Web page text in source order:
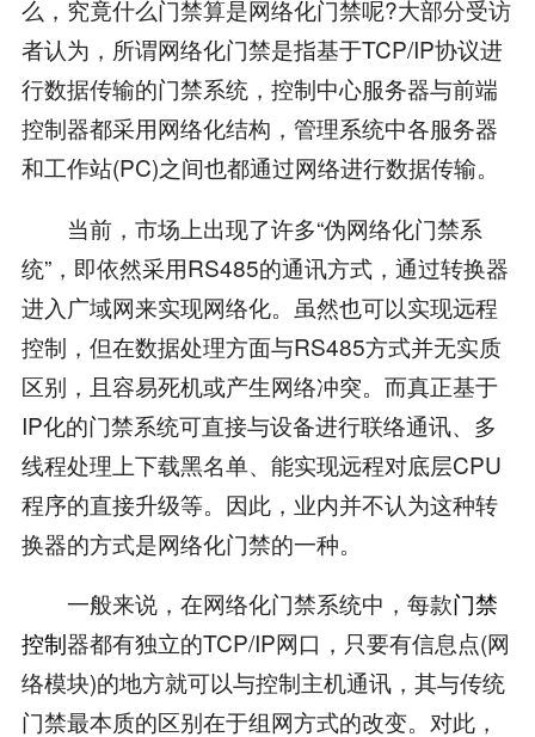
么，究竟什么门禁算是网络化门禁呢?大部分受访
者认为，所谓网络化门禁是指基于TCP/IP协议进
行数据传输的门禁系统，控制中心服务器与前端
控制器都采用网络化结构，管理系统中各服务器
和工作站(PC)之间也都通过网络进行数据传输。
当前，市场上出现了许多“伪网络化门禁系
统”，即依然采用RS485的通讯方式，通过转换器
进入广域网来实现网络化。虽然也可以实现远程
控制，但在数据处理方面与RS485方式并无实质
区别，且容易死机或产生网络冲突。而真正基于
IP化的门禁系统可直接与设备进行联络通讯、多
线程处理上下载黑名单、能实现远程对底层CPU
程序的直接升级等。因此，业内并不认为这种转
换器的方式是网络化门禁的一种。
一般来说，在网络化门禁系统中，每款门禁
控制器都有独立的TCP/IP网口，只要有信息点(网
络模块)的地方就可以与控制主机通讯，其与传统
门禁最本质的区别在于组网方式的改变。对此，